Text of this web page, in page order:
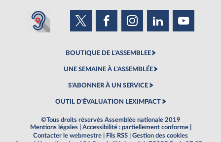
BOUTIQUE DE L'ASSEMBLEE
UNE SEMAINE À L'ASSEMBLÉE
S'ABONNER À UN SERVICE
OUTIL D'ÉVALUATION LEXIMPACT
©Tous droits réservés Assemblée nationale 2019
Mentions légales
Accessibilité : partiellement conforme
Contacter le webmestre
Fils RSS
Gestion des cookies